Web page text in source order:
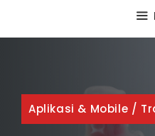
Aplikasi & Mobile /